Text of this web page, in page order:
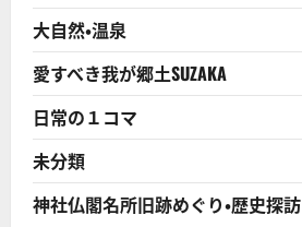
れ
行
き
好
調
に
つ
い
ら
に
読
大自然・温泉
愛すべき我が郷土SUZAKA
日常の１コマ
未分類
神社仏閣名所旧跡めぐり・歴史探訪